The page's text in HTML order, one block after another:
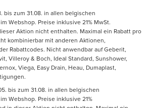
bis zum 31.08. in allen belgischen
Webshop. Preise inklusive 21% MwSt.
Aktion nicht enthalten. Maximal ein Rabatt pro
kombinierbar mit anderen Aktionen,
Rabattcodes. Nicht anwendbar auf Geberit,
Villeroy & Boch, Ideal Standard, Sunshower,
Viega, Easy Drain, Heau, Dumaplast,
bis zum 31.08. in allen belgischen
Webshop. Preise inklusive 21%